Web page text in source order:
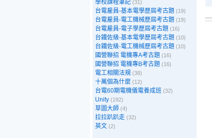
學校課程筆記 (31)
台電雇員-基本電學歷屆考古題 (19)
台電雇員-電工機械歷屆考古題 (19)
台電雇員-電子學歷屆考古題 (16)
台鐵佐級-基本電學歷屆考古題 (10)
台鐵佐級-電工機械歷屆考古題 (10)
國營聯招 電機專A考古題 (16)
國營聯招 電機專B考古題 (16)
電工相關法規 (38)
十萬個為什麼 (12)
台電60期電機儀電養成班 (32)
Unity (192)
草圖大師 (4)
拉拉趴趴走 (32)
英文 (2)